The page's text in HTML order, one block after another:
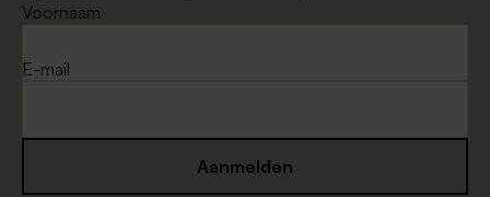
Voornaam
E-mail
Aanmelden